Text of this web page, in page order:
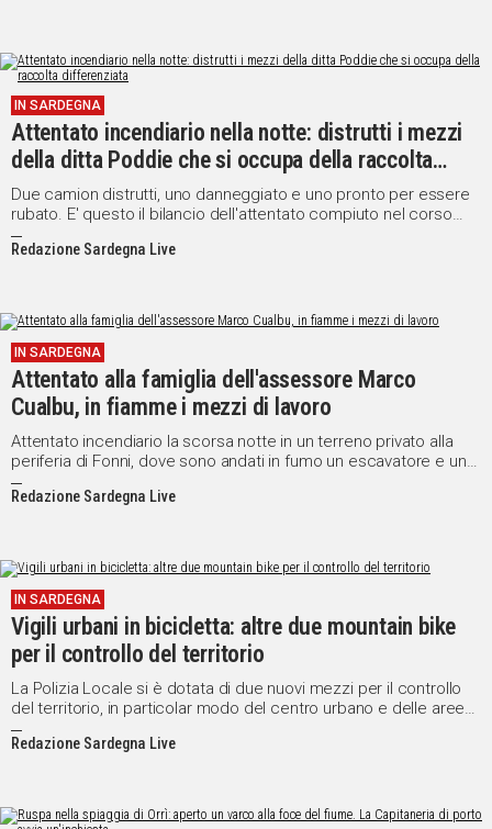
IN SARDEGNA
Attentato incendiario nella notte: distrutti i mezzi
della ditta Poddie che si occupa della raccolta
differenziata
Due camion distrutti, uno danneggiato e uno pronto per essere
rubato. E' questo il bilancio dell'attentato compiuto nel corso
della notte a Torpè in provincia di Nuoro nel deposito della ditta
“Poddie” di Tonara che si occupa della raccolta differenziata nei
Redazione Sardegna Live
IN SARDEGNA
Attentato alla famiglia dell'assessore Marco
Cualbu, in fiamme i mezzi di lavoro
Attentato incendiario la scorsa notte in un terreno privato alla
periferia di Fonni, dove sono andati in fumo un escavatore e un
trattore e dove è stata resa inagibile una casa colonica di
proprietà di Michelle Cualbu, 69 anni, imprenditore edile e padre
Redazione Sardegna Live
IN SARDEGNA
Vigili urbani in bicicletta: altre due mountain bike
per il controllo del territorio
La Polizia Locale si è dotata di due nuovi mezzi per il controllo
del territorio, in particolar modo del centro urbano e delle aree
costiere.
Redazione Sardegna Live